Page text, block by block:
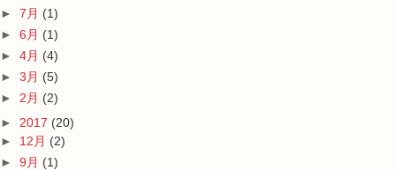
► 7月 (1)
► 6月 (1)
► 4月 (4)
► 3月 (5)
► 2月 (2)
► 2017 (20)
► 12月 (2)
► 9月 (1)